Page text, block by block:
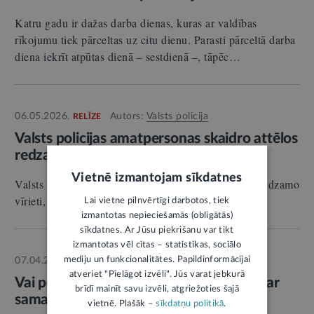
Katru gadu ir dažas darba dienas, kuras ar valdības
rīkojumu tiek pārceltas uz citu dienu. Parasti pārceltā darba
diena iekrīt atpūtas dienā – sestdienā –, tāpēc…
06.05.2026. RELĪZE Autors: Valsts policija
Valsts policijas amatpersonas skaidro attēlos
redzamās personas identitāti
Valsts policijas amatpersonas aicina aplūkot attēlos redzamo
vīrieti, kurš, iespējams, ir rīdzinieks.
07.04.2026.ZIŅA Autors:LV portāls
Vai pensija pēc automātiskā pārrēķina var
samazināties
Vietnē izmantojam sīkdatnes
Lai vietne pilnvērtīgi darbotos, tiek
izmantotas nepieciešamās (obligātās)
sīkdatnes. Ar Jūsu piekrišanu var tikt
izmantotas vēl citas – statistikas, sociālo
mediju un funkcionalitātes. Papildinformācijai
atveriet "Pielāgot izvēli". Jūs varat jebkurā
brīdī mainīt savu izvēli, atgriežoties šajā
vietnē. Plašāk –sīkdatņu politikā.